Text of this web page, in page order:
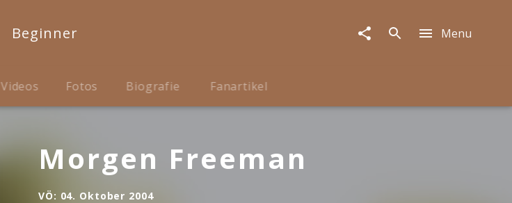
Beginner Menu
Videos Fotos Biografie Fanartikel
Morgen Freeman
VÖ: 04. Oktober 2004